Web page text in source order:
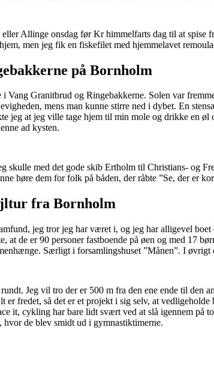
Allinge onsdag før Kr himmelfarts dag til at spise
men jeg fik en fiskefilet med hjemmelavet
på Bornholm
Vang Granitbrud og Ringebakkerne. Solen var
mens man kunne stirre ned i dybet. En
jeg at jeg ville tage hjem til min mole og drikke en
ad kysten.
skulle med det gode skib Ertholm til Christians- og
høre dem for folk på båden, der råbte ”Se, der er
fra Bornholm
jeg tror jeg har været i, og jeg har alligevel
de er 90 personer fastboende på øen og med 17
Særligt i forsamlingshuset ”Månen”. I
Jeg vil tro der er 500 m fra den ene ende til den
er fredet, så det er et projekt i sig selv, at
it, cykling har bare lidt svært ved at slå igennem
de blev smidt ud i gymnastiktimerne.